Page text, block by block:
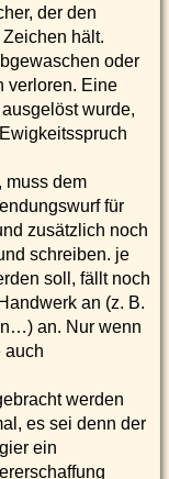
der den
hält.
oder
verloren. Eine
wurde,
muss dem
für
zusätzlich noch
schreiben. je
soll, fällt noch
an (z. B.
an. Nur wenn
auch
werden
es sei denn der
ein